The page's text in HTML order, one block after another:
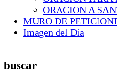
ORACION A
MURO DE
Imagen del Día
buscar